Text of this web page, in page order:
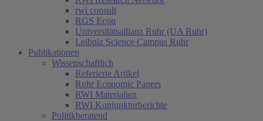
rwi consult
RGS Econ
Universitätsallianz Ruhr (UA Ruhr)
Leibniz Science Campus Ruhr
Publikationen
Wissenschaftlich
Referierte Artikel
Ruhr Economic Papers
RWI Materialien
RWI Konjunkturberichte
Politikberatend